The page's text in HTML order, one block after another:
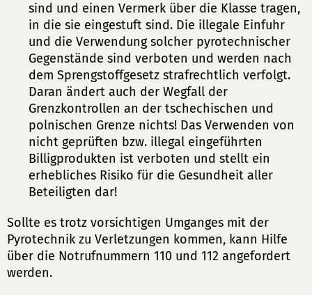
sind und einen Vermerk über die Klasse tragen,
in die sie eingestuft sind. Die illegale Einfuhr
und die Verwendung solcher pyrotechnischer
Gegenstände sind verboten und werden nach
dem Sprengstoffgesetz strafrechtlich verfolgt.
Daran ändert auch der Wegfall der
Grenzkontrollen an der tschechischen und
polnischen Grenze nichts! Das Verwenden von
nicht geprüften bzw. illegal eingeführten
Billigprodukten ist verboten und stellt ein
erhebliches Risiko für die Gesundheit aller
Beteiligten dar!
Sollte es trotz vorsichtigen Umganges mit der
Pyrotechnik zu Verletzungen kommen, kann Hilfe
über die Notrufnummern 110 und 112 angefordert
werden.